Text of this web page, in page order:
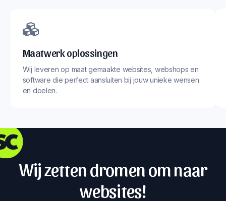
Maatwerk oplossingen
Wij leveren op maat gemaakte websites, webshops en
software die perfect aansluiten bij jouw unieke wensen
en doelen.
Wij zetten dromen om naar
websites!